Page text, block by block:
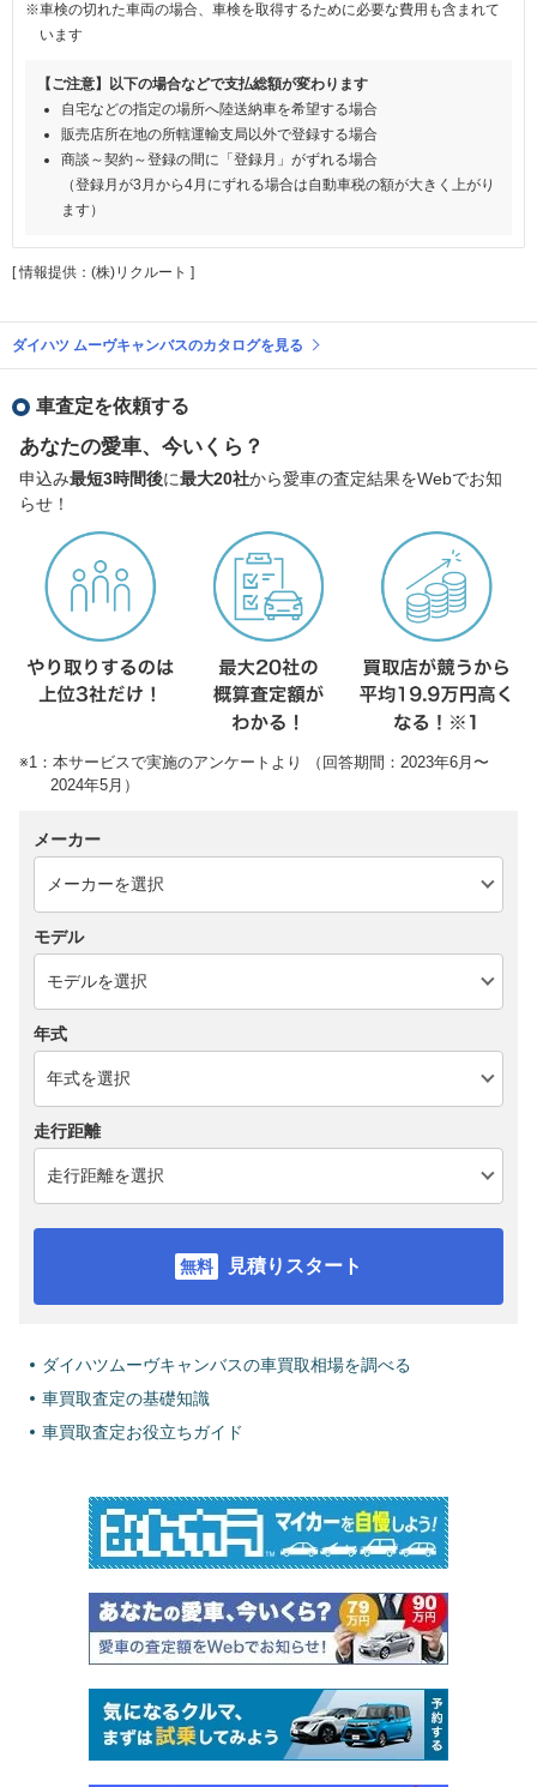
※車検の切れた車両の場合、車検を取得するために必要な費用も含まれて
います
【ご注意】以下の場合などで支払総額が変わります
自宅などの指定の場所へ陸送納車を希望する場合
販売店所在地の所轄運輸支局以外で登録する場合
商談～契約～登録の間に「登録月」がずれる場合
（登録月が3月から4月にずれる場合は自動車税の額が大きく上がり
ます）
[ 情報提供：(株)リクルート ]
ダイハツ ムーヴキャンバスのカタログを見る
車査定を依頼する
あなたの愛車、今いくら？
申込み最短3時間後に最大20社から愛車の査定結果をWebでお知
らせ！
※1：本サービスで実施のアンケートより （回答期間：2023年6月〜
2024年5月）
メーカー
モデル
年式
走行距離
見積りスタート
ダイハツムーヴキャンバスの車買取相場を調べる
車買取査定の基礎知識
車買取査定お役立ちガイド